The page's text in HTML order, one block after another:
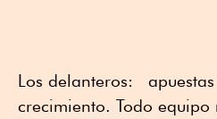
Los delanteros:
crecimiento. Todo